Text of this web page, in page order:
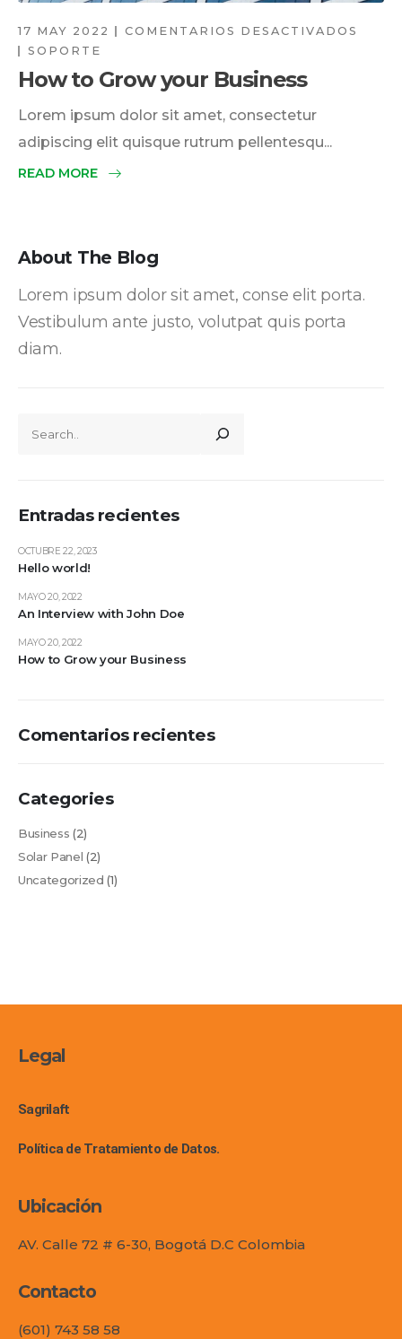
17 MAY 2022
COMENTARIOS DESACTIVADOS
SOPORTE
How to Grow your Business
Lorem ipsum dolor sit amet, consectetur
adipiscing elit quisque rutrum pellentesqu...
READ MORE
About The Blog
Lorem ipsum dolor sit amet, conse elit porta.
Vestibulum ante justo, volutpat quis porta
diam.
Entradas recientes
Hello world!
OCTUBRE 22, 2023
An Interview with John Doe
MAYO 20, 2022
How to Grow your Business
MAYO 20, 2022
Comentarios recientes
Categories
Business (2)
Solar Panel (2)
Uncategorized (1)
Legal
Sagrilaft
Política de Tratamiento de Datos.
Ubicación
AV. Calle 72 # 6-30, Bogotá D.C Colombia
Contacto
(601) 743 58 58